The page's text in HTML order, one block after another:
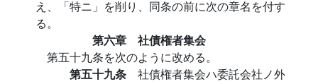
え、「特ニ」を削り、同条の前に次の章名を付す
る。
第六章 社債権者集会
第五十九条を次のように改める。
第五十九条 社債権者集会ハ委託会社ノ外